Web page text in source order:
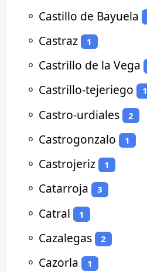
⚬ Castillo de Bayuela
⚬ Castraz 1
⚬ Castrillo de la Vega
⚬ Castrillo-tejeriego 1
⚬ Castro-urdiales 2
⚬ Castrogonzalo 1
⚬ Castrojeriz 1
⚬ Catarroja 3
⚬ Catral 1
⚬ Cazalegas 2
⚬ Cazorla 1